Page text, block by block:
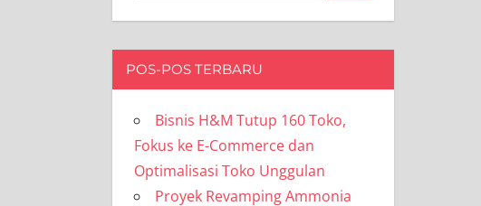
POS-POS TERBARU
Bisnis H&M Tutup 160 Toko,
Fokus ke E-Commerce dan
Optimalisasi Toko Unggulan
Proyek Revamping Ammonia